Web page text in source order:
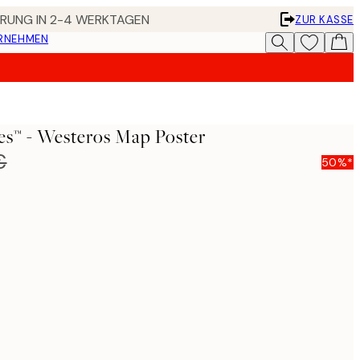
IN 2-4 WERKTAGEN
ZUR KASSE
- Westeros Map Poster
50%*